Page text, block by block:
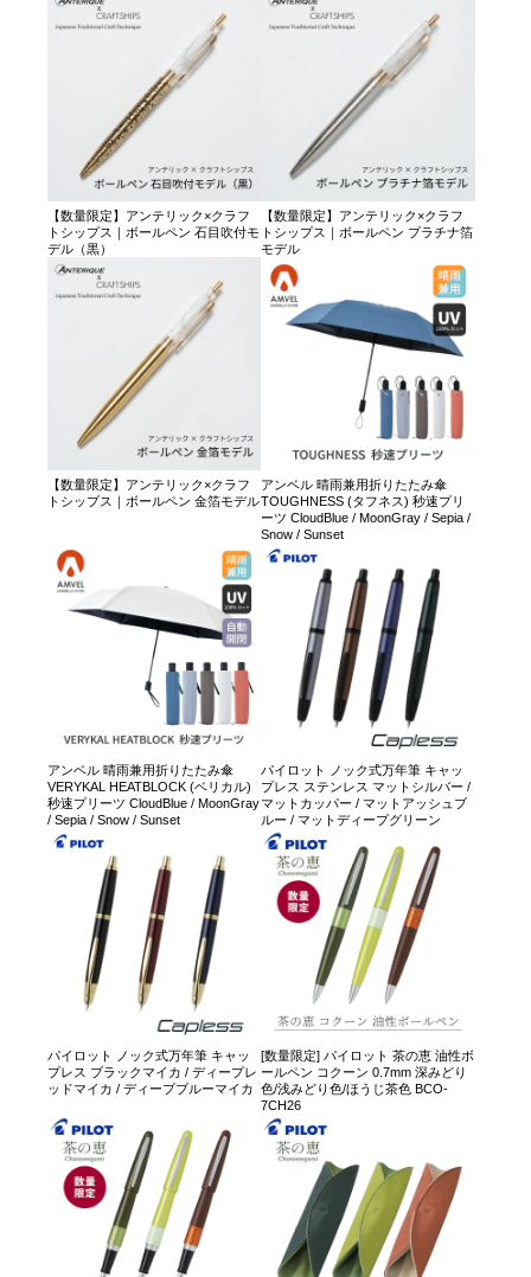
【数量限定】アンテリック×クラフ
トシップス｜ボールペン 石目吹付モ
デル（黒）
【数量限定】アンテリック×クラフ
トシップス｜ボールペン プラチナ箔
モデル
【数量限定】アンテリック×クラフ
トシップス｜ボールペン 金箔モデル
アンベル 晴雨兼用折りたたみ傘
TOUGHNESS (タフネス) 秒速プリ
ーツ CloudBlue / MoonGray / Sepia /
Snow / Sunset
アンベル 晴雨兼用折りたたみ傘
VERYKAL HEATBLOCK (ベリカル)
秒速プリーツ CloudBlue / MoonGray
/ Sepia / Snow / Sunset
パイロット ノック式万年筆 キャッ
プレス ステンレス マットシルバー /
マットカッパー / マットアッシュブ
ルー / マットディープグリーン
パイロット ノック式万年筆 キャッ
プレス ブラックマイカ / ディープレ
ッドマイカ / ディープブルーマイカ
[数量限定] パイロット 茶の恵 油性ボ
ールペン コクーン 0.7mm 深みどり
色/浅みどり色/ほうじ茶色 BCO-
7CH26